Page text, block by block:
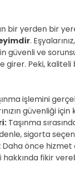
bir yerden bir
.
güvenli ve
girer. Peki,
işlemini
güvenliği
Taşınma
sigorta
Daha önce hizmet
fikir